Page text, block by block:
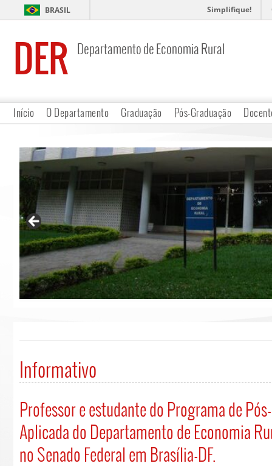
BRASIL Simplifique!
DER Departamento de Economia Rural
Início O Departamento Graduação Pós-Graduação
Informativo
Professor e estudante do Programa de
Aplicada do Departamento de Economia
no Senado Federal em Brasília-DF.